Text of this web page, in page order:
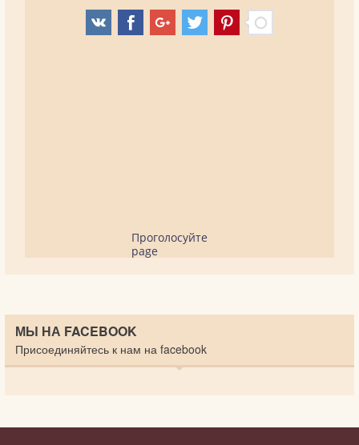
Проголосуйте
page
МЫ НА FACEBOOK
Присоединяйтесь к нам на facebook